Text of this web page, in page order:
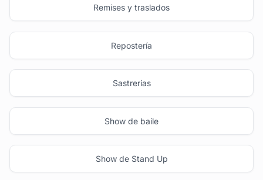
Remises y traslados
Repostería
Sastrerias
Show de baile
Show de Stand Up